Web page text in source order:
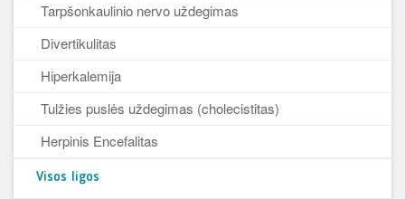
Tarpšonkaulinio nervo uždegimas
Divertikulitas
Hiperkalemija
Tulžies puslės uždegimas (cholecistitas)
Herpinis Encefalitas
Visos ligos